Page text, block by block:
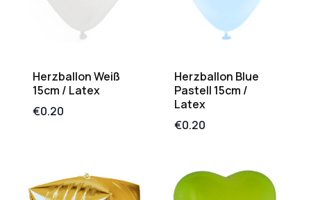
Herzballon Weiß
15cm / Latex
€0.20
Herzballon Blue
Pastell 15cm /
Latex
€0.20